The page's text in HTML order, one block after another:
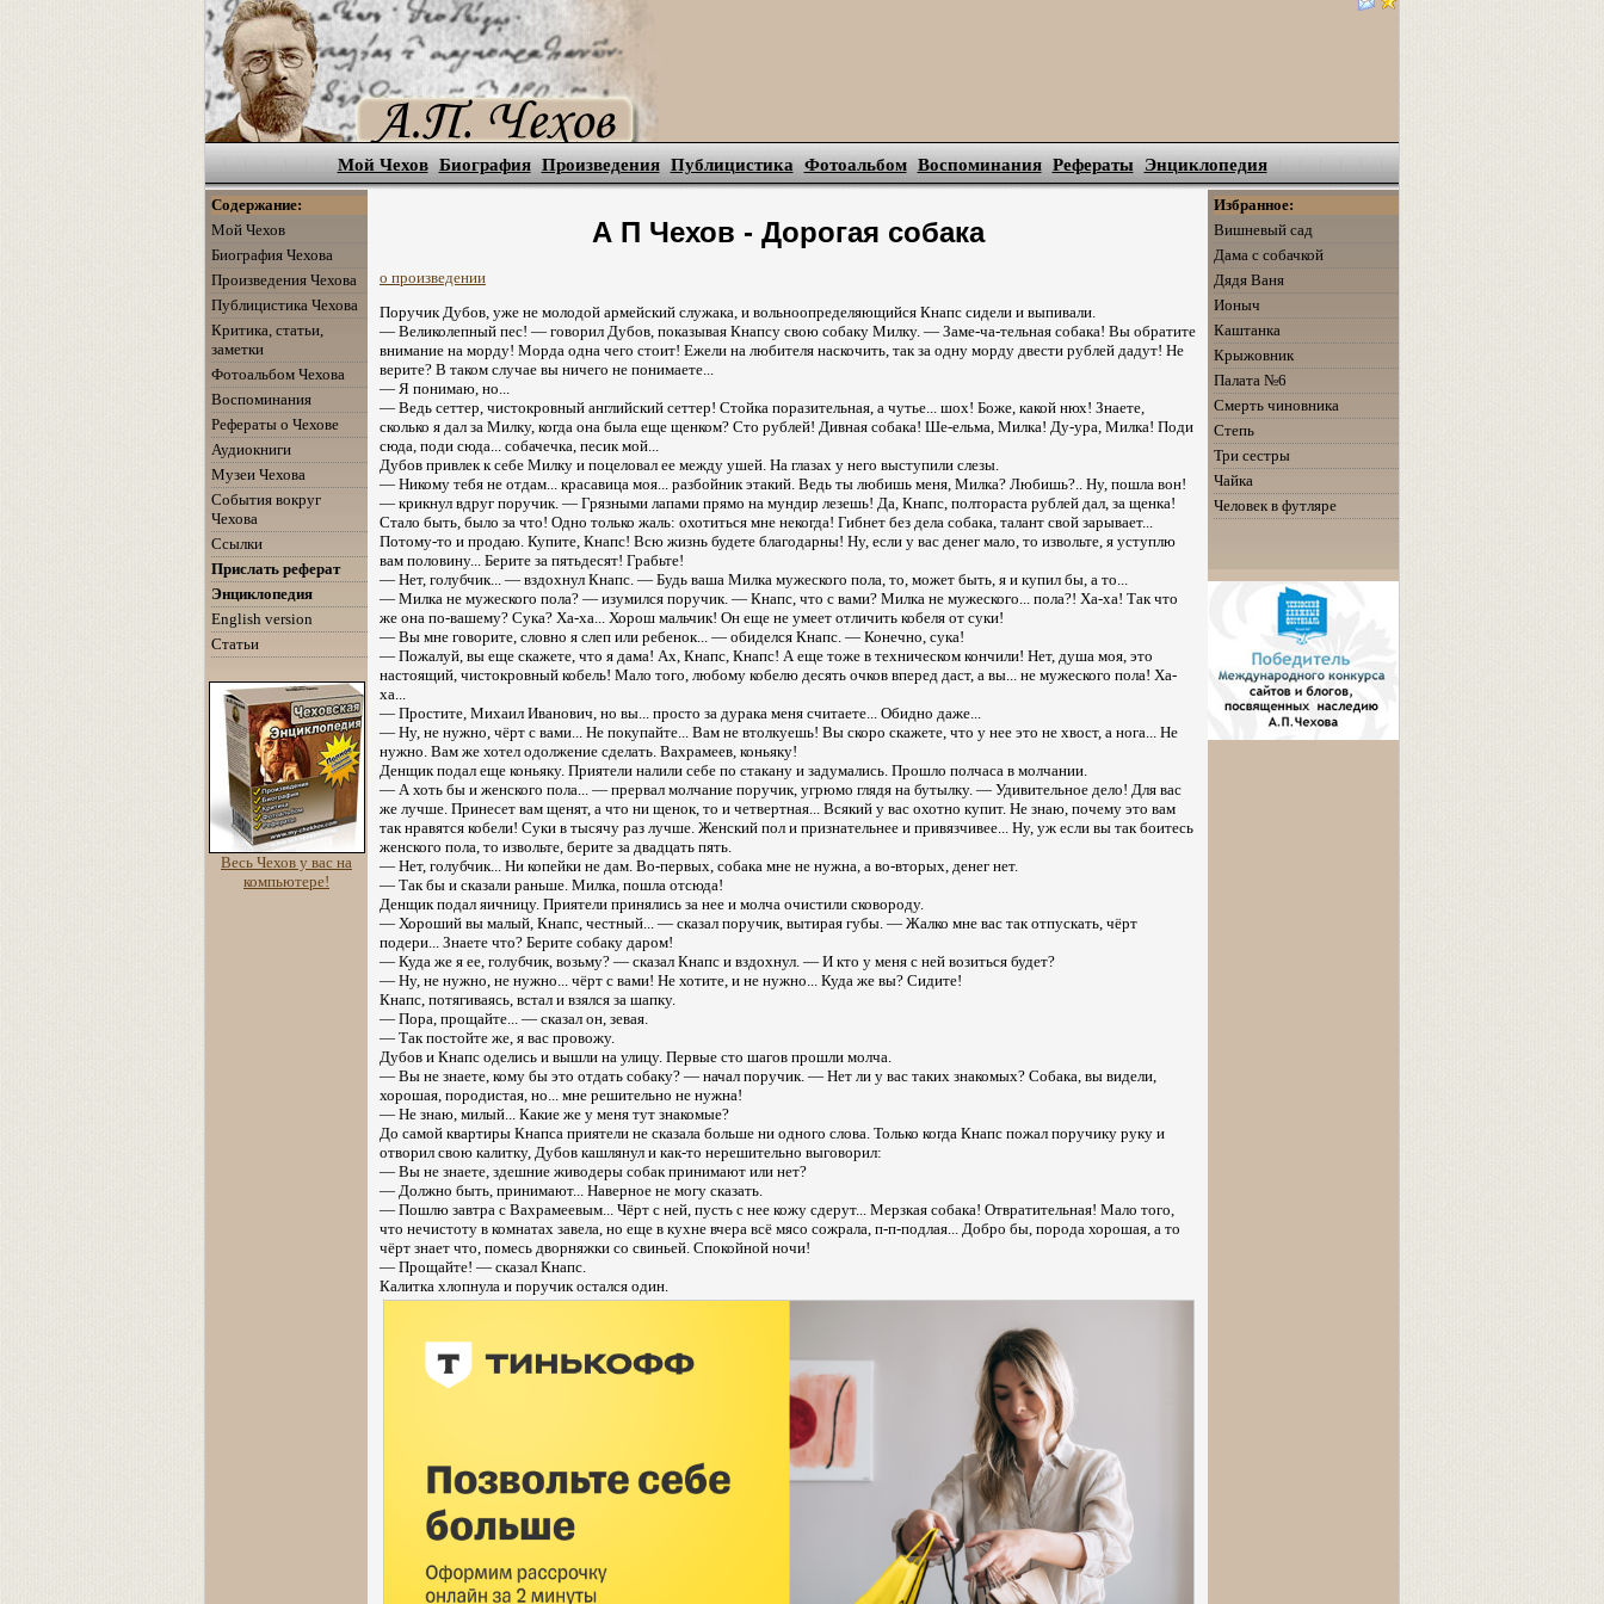
Мой Чехов Биография Произведения Публицистика Фотоальбом Воспоминания Рефераты Энциклопедия
Содержание:
Мой Чехов
Биография Чехова
Произведения Чехова
Публицистика Чехова
Критика, статьи,
заметки
Фотоальбом Чехова
Воспоминания
Рефераты о Чехове
Аудиокниги
Музеи Чехова
События вокруг
Чехова
Ссылки
Прислать реферат
Энциклопедия
English version
Статьи
Весь Чехов у вас на
компьютере!
А П Чехов - Дорогая собака
о произведении
Поручик Дубов, уже не молодой армейский служака, и вольноопределяющийся Кнапс сидели и выпивали.
— Великолепный пес! — говорил Дубов, показывая Кнапсу свою собаку Милку. — Заме-ча-тельная собака! Вы обратите
внимание на морду! Морда одна чего стоит! Ежели на любителя наскочить, так за одну морду двести рублей дадут! Не
верите? В таком случае вы ничего не понимаете...
— Я понимаю, но...
— Ведь сеттер, чистокровный английский сеттер! Стойка поразительная, а чутье... шох! Боже, какой нюх! Знаете,
сколько я дал за Милку, когда она была еще щенком? Сто рублей! Дивная собака! Ше-ельма, Милка! Ду-ура, Милка! Поди
сюда, поди сюда... собачечка, песик мой...
Дубов привлек к себе Милку и поцеловал ее между ушей. На глазах у него выступили слезы.
— Никому тебя не отдам... красавица моя... разбойник этакий. Ведь ты любишь меня, Милка? Любишь?.. Ну, пошла вон!
— крикнул вдруг поручик. — Грязными лапами прямо на мундир лезешь! Да, Кнапс, полтораста рублей дал, за щенка!
Стало быть, было за что! Одно только жаль: охотиться мне некогда! Гибнет без дела собака, талант свой зарывает...
Потому-то и продаю. Купите, Кнапс! Всю жизнь будете благодарны! Ну, если у вас денег мало, то извольте, я уступлю
вам половину... Берите за пятьдесят! Грабьте!
— Нет, голубчик... — вздохнул Кнапс. — Будь ваша Милка мужеского пола, то, может быть, я и купил бы, а то...
— Милка не мужеского пола? — изумился поручик. — Кнапс, что с вами? Милка не мужеского... пола?! Ха-ха! Так что
же она по-вашему? Сука? Ха-ха... Хорош мальчик! Он еще не умеет отличить кобеля от суки!
— Вы мне говорите, словно я слеп или ребенок... — обиделся Кнапс. — Конечно, сука!
— Пожалуй, вы еще скажете, что я дама! Ах, Кнапс, Кнапс! А еще тоже в техническом кончили! Нет, душа моя, это
настоящий, чистокровный кобель! Мало того, любому кобелю десять очков вперед даст, а вы... не мужеского пола! Ха-
ха...
— Простите, Михаил Иванович, но вы... просто за дурака меня считаете... Обидно даже...
— Ну, не нужно, чёрт с вами... Не покупайте... Вам не втолкуешь! Вы скоро скажете, что у нее это не хвост, а нога... Не
нужно. Вам же хотел одолжение сделать. Вахрамеев, коньяку!
Денщик подал еще коньяку. Приятели налили себе по стакану и задумались. Прошло полчаса в молчании.
— А хоть бы и женского пола... — прервал молчание поручик, угрюмо глядя на бутылку. — Удивительное дело! Для вас
же лучше. Принесет вам щенят, а что ни щенок, то и четвертная... Всякий у вас охотно купит. Не знаю, почему это вам
так нравятся кобели! Суки в тысячу раз лучше. Женский пол и признательнее и привязчивее... Ну, уж если вы так боитесь
женского пола, то извольте, берите за двадцать пять.
— Нет, голубчик... Ни копейки не дам. Во-первых, собака мне не нужна, а во-вторых, денег нет.
— Так бы и сказали раньше. Милка, пошла отсюда!
Денщик подал яичницу. Приятели принялись за нее и молча очистили сковороду.
— Хороший вы малый, Кнапс, честный... — сказал поручик, вытирая губы. — Жалко мне вас так отпускать, чёрт
подери... Знаете что? Берите собаку даром!
— Куда же я ее, голубчик, возьму? — сказал Кнапс и вздохнул. — И кто у меня с ней возиться будет?
— Ну, не нужно, не нужно... чёрт с вами! Не хотите, и не нужно... Куда же вы? Сидите!
Кнапс, потягиваясь, встал и взялся за шапку.
— Пора, прощайте... — сказал он, зевая.
— Так постойте же, я вас провожу.
Дубов и Кнапс оделись и вышли на улицу. Первые сто шагов прошли молча.
— Вы не знаете, кому бы это отдать собаку? — начал поручик. — Нет ли у вас таких знакомых? Собака, вы видели,
хорошая, породистая, но... мне решительно не нужна!
— Не знаю, милый... Какие же у меня тут знакомые?
До самой квартиры Кнапса приятели не сказала больше ни одного слова. Только когда Кнапс пожал поручику руку и
отворил свою калитку, Дубов кашлянул и как-то нерешительно выговорил:
— Вы не знаете, здешние живодеры собак принимают или нет?
— Должно быть, принимают... Наверное не могу сказать.
— Пошлю завтра с Вахрамеевым... Чёрт с ней, пусть с нее кожу сдерут... Мерзкая собака! Отвратительная! Мало того,
что нечистоту в комнатах завела, но еще в кухне вчера всё мясо сожрала, п-п-подлая... Добро бы, порода хорошая, а то
чёрт знает что, помесь дворняжки со свиньей. Спокойной ночи!
— Прощайте! — сказал Кнапс.
Калитка хлопнула и поручик остался один.
Избранное:
Вишневый сад
Дама с собачкой
Дядя Ваня
Ионыч
Каштанка
Крыжовник
Палата №6
Смерть чиновника
Степь
Три сестры
Чайка
Человек в футляре